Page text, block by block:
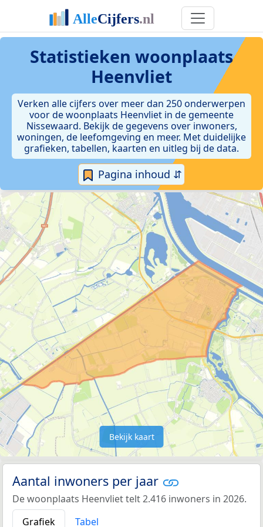
Statistieken woonplaats
Heenvliet
Verken alle cijfers over meer dan 250 onderwerpen
voor de woonplaats Heenvliet in de gemeente
Nissewaard. Bekijk de gegevens over inwoners,
woningen, de leefomgeving en meer. Met duidelijke
grafieken, tabellen, kaarten en uitleg bij de data.
Pagina inhoud ⇵
Bekijk kaart
Aantal inwoners per jaar
De woonplaats Heenvliet telt 2.416 inwoners in 2026.
Grafiek
Tabel